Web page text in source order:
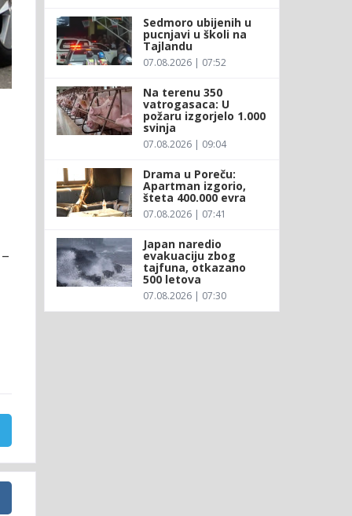
Sedmoro ubijenih u
pucnjavi u školi na
Tajlandu
07.08.2026 | 07:52
Na terenu 350
vatrogasaca: U
požaru izgorjelo 1.000
svinja
07.08.2026 | 09:04
Drama u Poreču:
Apartman izgorio,
šteta 400.000 evra
07.08.2026 | 07:41
Japan naredio
evakuaciju zbog
tajfuna, otkazano
500 letova
07.08.2026 | 07:30